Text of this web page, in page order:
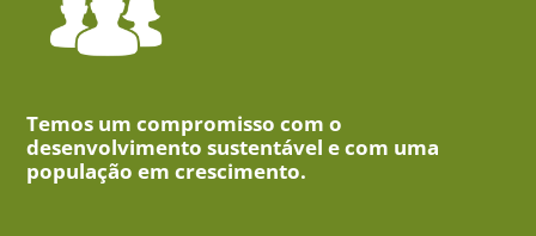
Temos um compromisso com o
desenvolvimento sustentável e com uma
população em crescimento.